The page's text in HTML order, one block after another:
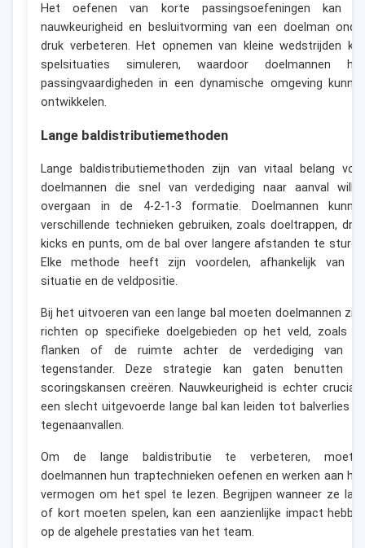
Het oefenen van korte passingsoefeningen kan
nauwkeurigheid en besluitvorming van een doelman
druk verbeteren. Het opnemen van kleine wedstrijden
spelsituaties simuleren, waardoor doelmannen
passingvaardigheden in een dynamische omgeving
ontwikkelen.
Lange baldistributiemethoden
Lange baldistributiemethoden zijn van vitaal belang
doelmannen die snel van verdediging naar aanval
overgaan in de 4-2-1-3 formatie. Doelmannen
verschillende technieken gebruiken, zoals doeltrappen,
kicks en punts, om de bal over langere afstanden te
Elke methode heeft zijn voordelen, afhankelijk van
situatie en de veldpositie.
Bij het uitvoeren van een lange bal moeten doelmannen
richten op specifieke doelgebieden op het veld, zoals
flanken of de ruimte achter de verdediging van
tegenstander. Deze strategie kan gaten benutten
scoringskansen creëren. Nauwkeurigheid is echter
een slecht uitgevoerde lange bal kan leiden tot balverlies
tegenaanvallen.
Om de lange baldistributie te verbeteren,
doelmannen hun traptechnieken oefenen en werken aan
vermogen om het spel te lezen. Begrijpen wanneer ze
of kort moeten spelen, kan een aanzienlijke impact
op de algehele prestaties van het team.